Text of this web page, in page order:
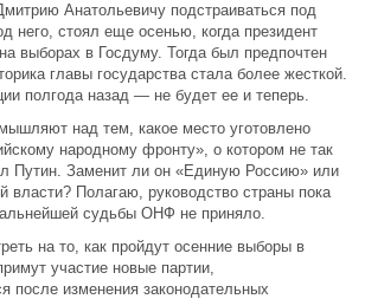
Анатольевичу подстраиваться под
него, стоял еще осенью, когда президент
выборах в Госдуму. Тогда был предпочтен
главы государства стала более жесткой.
полгода назад — не будет ее и теперь.
над тем, какое место уготовлено
народному фронту», о котором не так
Путин. Заменит ли он «Единую Россию» или
власти? Полагаю, руководство страны пока
судьбы ОНФ не приняло.
на то, как пройдут осенние выборы в
участие новые партии,
после изменения законодательных